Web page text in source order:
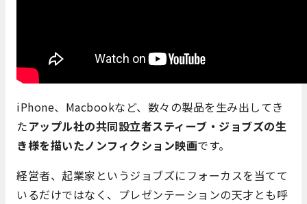
iPhone、Macbookなど、数々の製品を生み出してき
たアップル社の共同設立者スティーブ・ジョブズの生
き様を描いたノンフィクション映画です。
経営者、起業家というジョブズにフォーカスを当てて
いるだけではなく、プレゼンテーションの天才とも呼